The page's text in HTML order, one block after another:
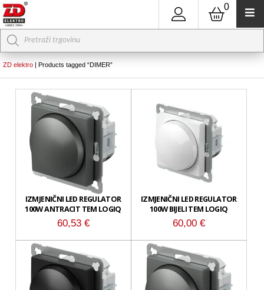
0
Products
search
ZD elektro | Products tagged “DIMER”
IZMJENIČNI LED REGULATOR
100W ANTRACIT TEM LOGIQ
60,53 €
IZMJENIČNI LED REGULATOR
100W BIJELI TEM LOGIQ
60,00€